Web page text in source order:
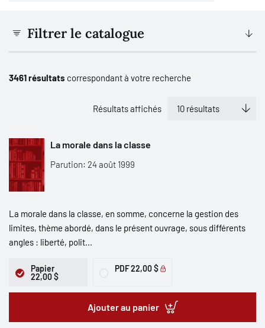
Filtrer le catalogue
3461 résultats correspondant à votre recherche
Résultats affichés
La morale dans la classe
Parution: 24 août 1999
La morale dans la classe, en somme, concerne la gestion des
limites, thème abordé, dans le présent ouvrage, sous différents
angles : liberté, polit...
Papier
22,00 $
PDF22,00 $
Ajouter au panier